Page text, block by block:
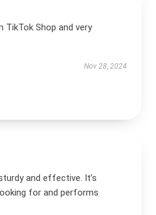
Shop and very
Nov 28, 2024
and effective. It’s
for and performs